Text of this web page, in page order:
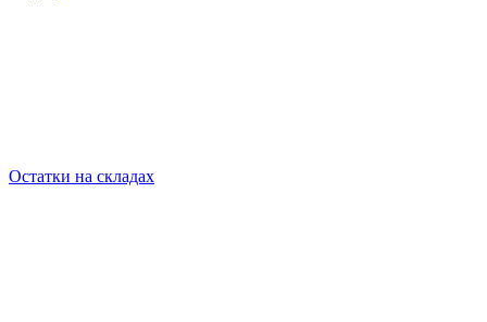
Остатки на складах